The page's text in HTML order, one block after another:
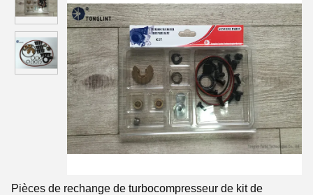
Pièces de rechange de turbocompresseur de kit de